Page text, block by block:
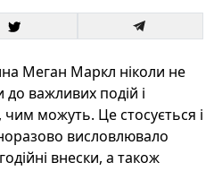
Меган Маркл ніколи не
важливих подій і
можуть. Це стосується і
висловлювало
внески, а також